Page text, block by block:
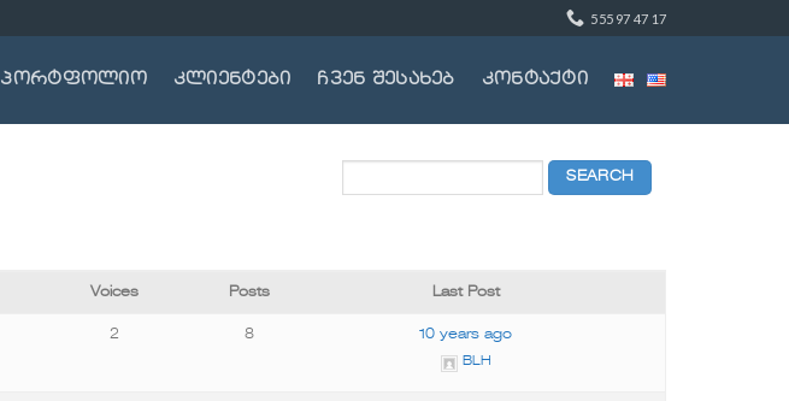
555 97 47 17
პორტფოლიო კლიენტები ჩვენ შესახებ კონტაქტი
Voices Posts Last Post
2 8 10 years ago
BLH